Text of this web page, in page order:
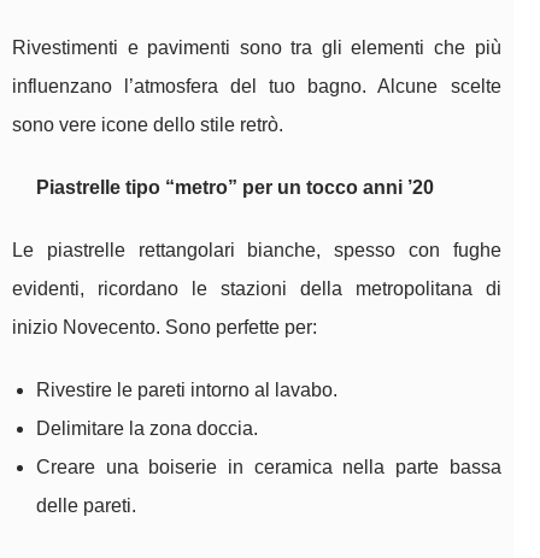
Rivestimenti e pavimenti sono tra gli elementi che più
influenzano l’atmosfera del tuo bagno. Alcune scelte
sono vere icone dello stile retrò.
Piastrelle tipo “metro” per un tocco anni ’20
Le piastrelle rettangolari bianche, spesso con fughe
evidenti, ricordano le stazioni della metropolitana di
inizio Novecento. Sono perfette per:
Rivestire le pareti intorno al lavabo.
Delimitare la zona doccia.
Creare una boiserie in ceramica nella parte bassa
delle pareti.